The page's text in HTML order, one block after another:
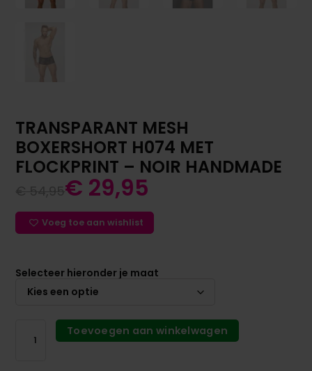
TRANSPARANT MESH
BOXERSHORT H074 MET
FLOCKPRINT – NOIR HANDMADE
€ 29,95
Voeg toe aan wishlist
Selecteer hieronder je maat
Toevoegen aan winkelwagen